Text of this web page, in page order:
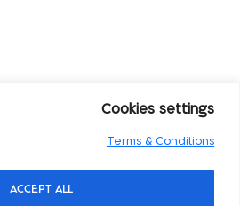
Cookies settings
Terms & Conditions
Accept All